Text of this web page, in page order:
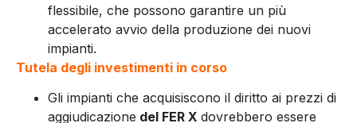
flessibile, che possono garantire un più
accelerato avvio della produzione dei nuovi
impianti.
Tutela degli investimenti in corso
Gli impianti che acquisiscono il diritto ai prezzi di
aggiudicazione del FER X dovrebbero essere